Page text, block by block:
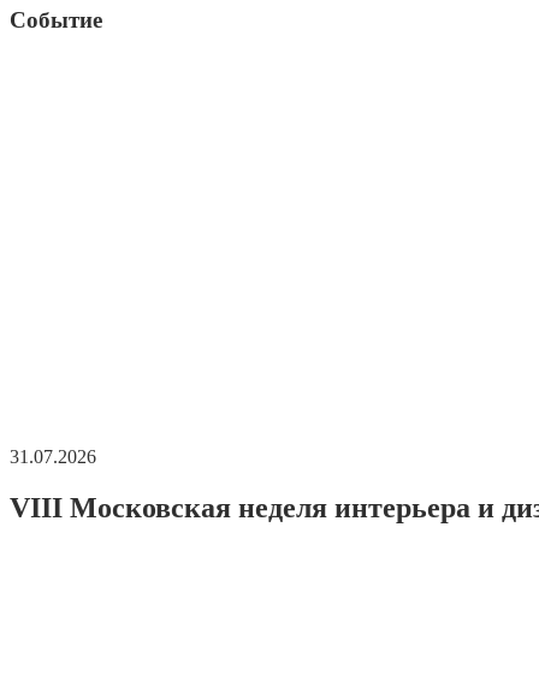
Событие
31.07.2026
VIII Московская неделя интерьера и